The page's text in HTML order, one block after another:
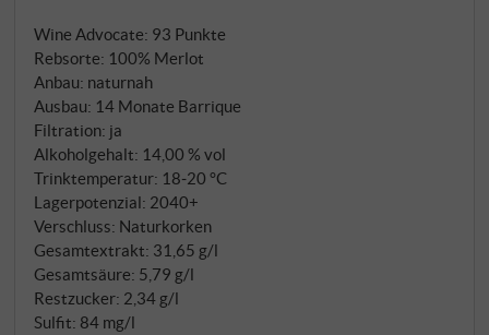
Saum. Die Nase öffnet sich kraftvoll und einladend:
Schwarzkirsche, Pflaume, Cassis und Heidelbeere,
begleitet von Kakao, Tabak, frischem Leder und
einer dezenten Kräuterwürze. Am Gaumen zeigt
sich Sito dell'Ulmo zugleich vollmundig und elegant:
dicht, mit geschliffenen Tanninen, frischer Säure und
einem langen, seidigen Nachhall. Die Integration des
Holzes ist fein abgestimmt, die Frucht bleibt stets im
Vordergrund. Ein sizilianischer Merlot mit Format,
Herkunft und Tiefgang. SUPERIORE.DE
Wine Advocate: 93 Punkte
Rebsorte: 100% Merlot
Anbau: naturnah
Ausbau: 14 Monate Barrique
Filtration: ja
Alkoholgehalt: 14,00 % vol
Trinktemperatur: 18‑20 °C
Lagerpotenzial: 2040+
Verschluss: Naturkorken
Gesamtextrakt: 31,65 g/l
Gesamtsäure: 5,79 g/l
Restzucker: 2,34 g/l
Sulfit: 84 mg/l